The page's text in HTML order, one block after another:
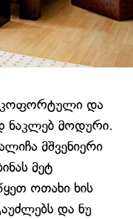
კოფორტული და
ნაკლებ მოდური.
მშვენიერი
მეტ
ოთახი ხის
და ნუ